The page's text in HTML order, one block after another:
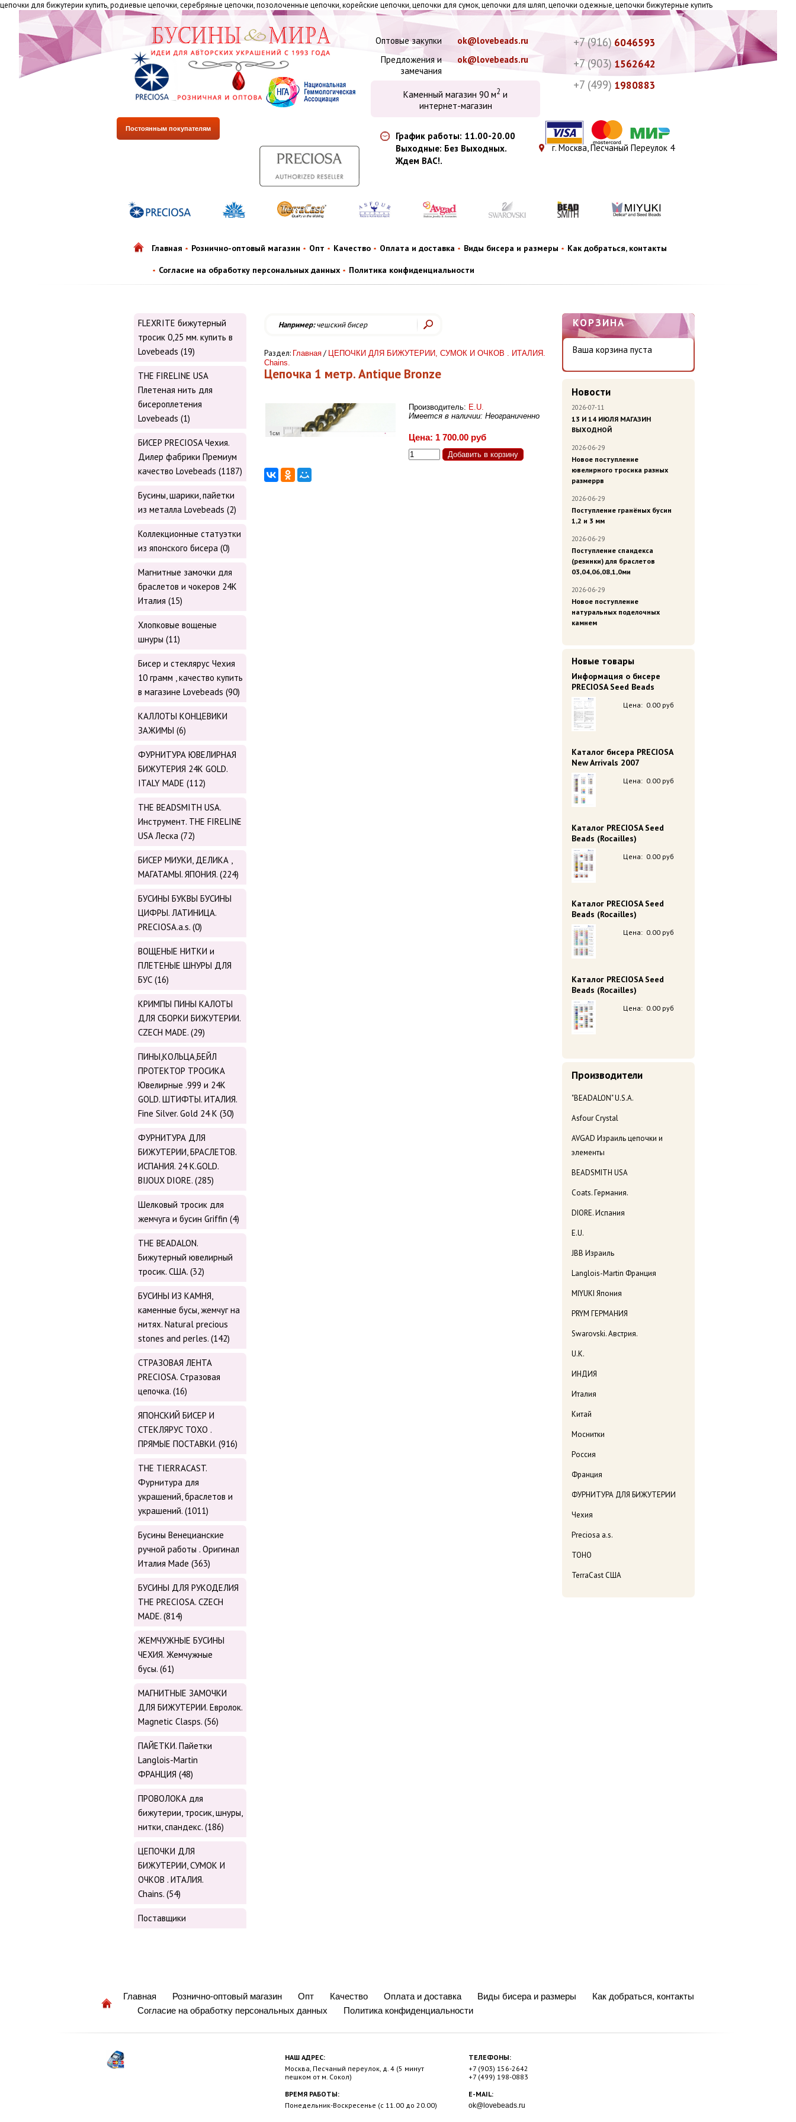
цепочки для бижутерии купить, родиевые цепочки, серебряные цепочки, позолоченные цепочки, корейские цепочки, цепочки для сумок, цепочки для шляп, цепочки одежные, цепочки бижутерные купить
+7 (916) 6046593
+7 (903) 1562642
+7 (499) 1980883
Оптовые закупки
ok@lovebeads.ru
Предложения и
замечания
ok@lovebeads.ru
Каменный магазин 90 м2 и
интернет-магазин
г. Москва, Песчаный Переулок 4
График работы: 11.00-20.00
Выходные: Без Выходных.
Ждем ВАС!.
Постоянным покупателям
Главная Рознично-оптовый магазин Опт Качество Оплата и доставка Виды бисера и размеры Как добраться, контакты
Согласие на обработку персональных данных Политика конфиденциальности
КОРЗИНА
Ваша корзина пуста
Новости
2026-07-11
13 И 14 ИЮЛЯ МАГАЗИН
ВЫХОДНОЙ
2026-06-29
Новое поступление
ювелирного тросика разных
размеррв
2026-06-29
Поступление гранёных бусин
1,2 и 3 мм
2026-06-29
Поступление спандекса
(резинки) для браслетов
03,04,06,08,1,0ми
2026-06-29
Новое поступление
натуральных поделочных
камнем
Новые товары
Информация о бисере
PRECIOSA Seed Beads
Цена: 0.00 руб
Каталог бисера PRECIOSA
New Arrivals 2007
Цена: 0.00 руб
Каталог PRECIOSA Seed
Beads (Rocailles)
Цена: 0.00 руб
Каталог PRECIOSA Seed
Beads (Rocailles)
Цена: 0.00 руб
Каталог PRECIOSA Seed
Beads (Rocailles)
Цена: 0.00 руб
Производители
"BEADALON" U.S.A.
Asfour Crystal
AVGAD Израиль цепочки и
элементы
BEADSMITH USA
Coats. Германия.
DIORE. Испания
E.U.
JBB Израиль
Langlois-Martin Франция
MIYUKI Япония
PRYM ГЕРМАНИЯ
Swarovski. Австрия.
U.K.
ИНДИЯ
Италия
Китай
Моснитки
Россия
Франция
ФУРНИТУРА ДЛЯ БИЖУТЕРИИ
Чехия
Preciosa a.s.
TOHO
TerraCast США
FLEXRITE бижутерный
тросик 0,25 мм. купить в
Lovebeads (19)
THE FIRELINE USA
Плетеная нить для
бисероплетения
Lovebeads (1)
БИСЕР PRECIOSA Чехия.
Дилер фабрики Премиум
качество Lovebeads (1187)
Бусины, шарики, пайетки
из металла Lovebeads (2)
Коллекционные статуэтки
из японского бисера (0)
Магнитные замочки для
браслетов и чокеров 24К
Италия (15)
Хлопковые вощеные
шнуры (11)
Бисер и стеклярус Чехия
10 грамм , качество купить
в магазине Lovebeads (90)
КАЛЛОТЫ КОНЦЕВИКИ
ЗАЖИМЫ (6)
ФУРНИТУРА ЮВЕЛИРНАЯ
БИЖУТЕРИЯ 24К GOLD.
ITALY MADE (112)
THE BEADSMITH USA.
Инструмент. THE FIRELINE
USA Леска (72)
БИСЕР МИУКИ, ДЕЛИКА ,
МАГАТАМЫ. ЯПОНИЯ. (224)
БУСИНЫ БУКВЫ БУСИНЫ
ЦИФРЫ. ЛАТИНИЦА.
PRECIOSA.a.s. (0)
ВОЩЕНЫЕ НИТКИ и
ПЛЕТЕНЫЕ ШНУРЫ ДЛЯ
БУС (16)
КРИМПЫ ПИНЫ КАЛОТЫ
ДЛЯ СБОРКИ БИЖУТЕРИИ.
CZECH MADE. (29)
ПИНЫ,КОЛЬЦА,БЕЙЛ
ПРОТЕКТОР ТРОСИКА
Ювелирные .999 и 24К
GOLD. ШТИФТЫ. ИТАЛИЯ.
Fine Silver. Gold 24 K (30)
ФУРНИТУРА ДЛЯ
БИЖУТЕРИИ, БРАСЛЕТОВ.
ИСПАНИЯ. 24 K.GOLD.
BIJOUX DIORE. (285)
Шелковый тросик для
жемчуга и бусин Griffin (4)
THE BEADALON.
Бижутерный ювелирный
тросик. США. (32)
БУСИНЫ ИЗ КАМНЯ,
каменные бусы, жемчуг на
нитях. Natural precious
stones and perles. (142)
СТРАЗОВАЯ ЛЕНТА
PRECIOSA. Стразовая
цепочка. (16)
ЯПОНСКИЙ БИСЕР И
СТЕКЛЯРУС TOХО .
ПРЯМЫЕ ПОСТАВКИ. (916)
THE TIERRACAST.
Фурнитура для
украшений, браслетов и
украшений. (1011)
Бусины Венецианские
ручной работы . Оригинал
Италия Made (363)
БУСИНЫ ДЛЯ РУКОДЕЛИЯ
THE PRECIOSA. CZECH
MADE. (814)
ЖЕМЧУЖНЫЕ БУСИНЫ
ЧЕХИЯ. Жемчужные
бусы. (61)
МАГНИТНЫЕ ЗАМОЧКИ
ДЛЯ БИЖУТЕРИИ. Евролок.
Magnetic Сlasps. (56)
ПАЙЕТКИ. Пайетки
Langlois-Martin
ФРАНЦИЯ (48)
ПРОВОЛОКА для
бижутерии, тросик, шнуры,
нитки, cпандекс. (186)
ЦЕПОЧКИ ДЛЯ
БИЖУТЕРИИ, СУМОК И
ОЧКОВ . ИТАЛИЯ.
Chains. (54)
Поставщики
Например:чешский бисер
Раздел: Главная / ЦЕПОЧКИ ДЛЯ БИЖУТЕРИИ, СУМОК И ОЧКОВ . ИТАЛИЯ.
Chains.
Цепочка 1 метр. Antique Bronze
Производитель: E.U.
Имеется в наличии: Неограниченно
Цена: 1 700.00 руб
Главная Рознично-оптовый магазин Опт Качество Оплата и доставка Виды бисера и размеры
Как добраться, контакты
Согласие на обработку персональных данных
Политика конфиденциальности
ТЕЛЕФОНЫ:
+7 (903) 156-2642
+7 (499) 198-0883
E-MAIL:
ok@lovebeads.ru
НАШ АДРЕС:
Москва, Песчаный переулок, д. 4 (5 минут
пешком от м. Сокол)
ВРЕМЯ РАБОТЫ:
Понедельник-Воскресенье (с 11.00 до 20.00)